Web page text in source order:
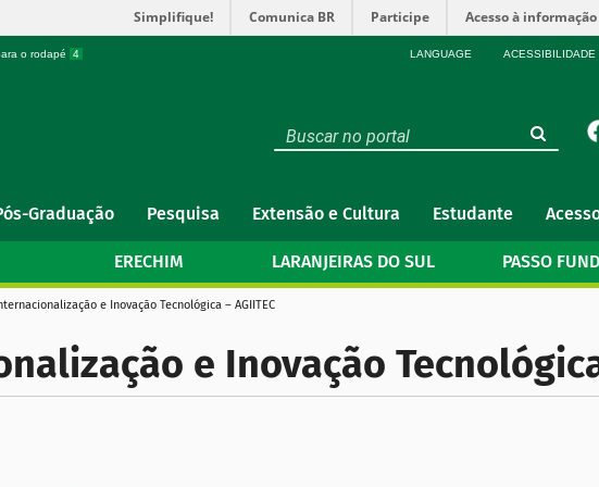
Simplifique! Comunica BR Participe Acesso à informação
o rodapé 4 LANGUAGE ACESSIBILIDADE
Graduação Pesquisa Extensão e Cultura Estudante
ERECHIM LARANJEIRAS DO SUL PASSO
e Inovação Tecnológica – AGIITEC
e Inovação Tecnológica